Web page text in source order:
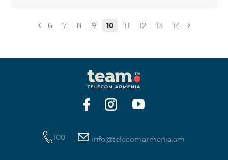
совместима с 4G сетью, то необходимо поменять
сетью 4G можно проверить, набрав запрос *444# с
мобильного телефона. Ограничения скорости
интернет связи действуют согласно условиям
6 7 8 9 10 11 12 13 14
100 info@telecomarmenia.am